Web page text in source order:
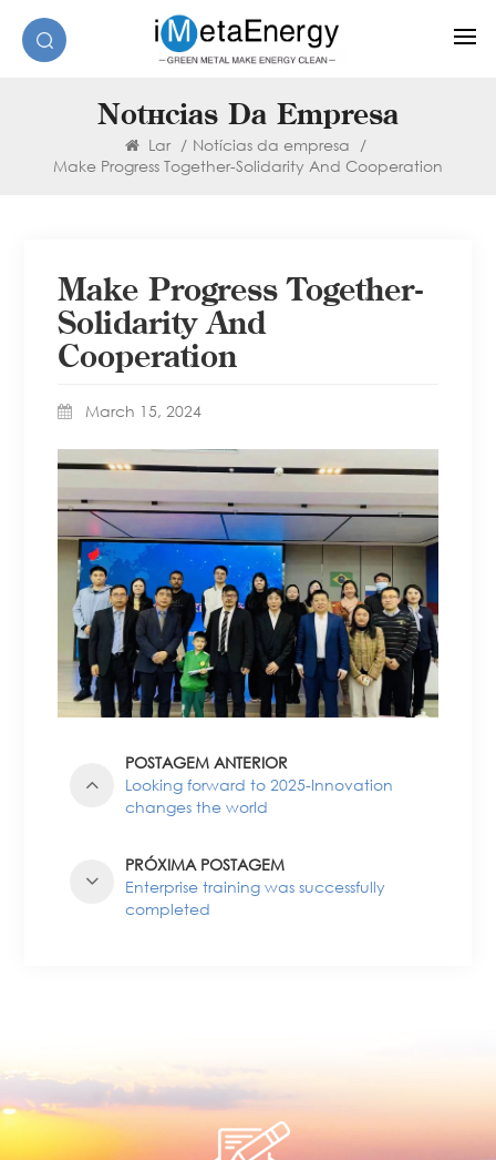
Notícias Da Empresa
Lar / Notícias da empresa /
Make Progress Together-Solidarity And Cooperation
Make Progress Together-
Solidarity And
Cooperation
March 15, 2024
POSTAGEM ANTERIOR
Looking forward to 2025-Innovation
changes the world
PRÓXIMA POSTAGEM
Enterprise training was successfully
completed